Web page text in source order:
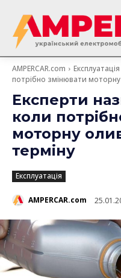
AMPERCAR.com Експлуатація
потрібно змінювати
Експерти
коли
моторну
терміну
Експлуатація
AMPERCAR.com